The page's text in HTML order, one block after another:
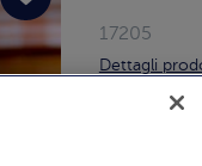
17205
Dettagli